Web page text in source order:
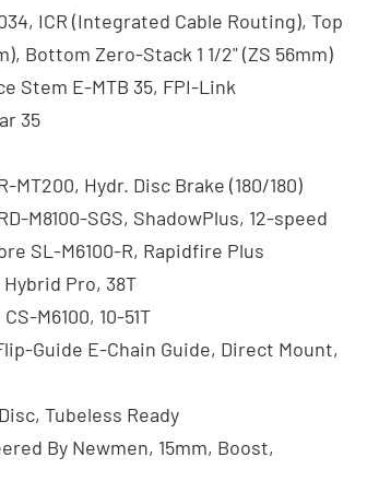
ICR (Integrated Cable Routing), Top
Bottom Zero-Stack 1 1/2" (ZS 56mm)
Stem E-MTB 35, FPI-Link
35
MT200, Hydr. Disc Brake (180/180)
M8100-SGS, ShadowPlus, 12-speed
SL-M6100-R, Rapidfire Plus
Hybrid Pro, 38T
M6100, 10-51T
Guide E-Chain Guide, Direct Mount,
Tubeless Ready
By Newmen, 15mm, Boost,